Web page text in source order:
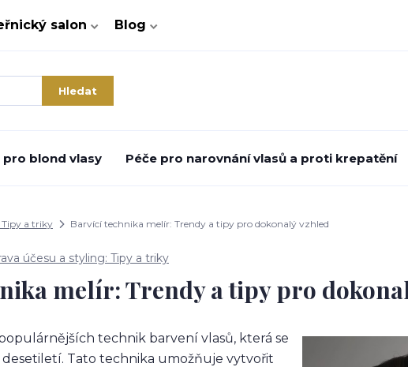
salon Blog
Hledat
pro blond vlasy Péče pro narovnání vlasů a proti krepatění
Tipy a triky Barvící technika melír: Trendy a tipy pro dokonalý vzhled
účesu a styling: Tipy a triky
melír: Trendy a tipy pro
technik barvení vlasů, která se
Tato technika umožňuje vytvořit